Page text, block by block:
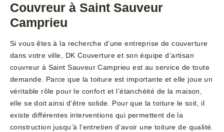
Couvreur à Saint Sauveur
Camprieu
Si vous êtes à la recherche d’une entreprise de couverture
dans votre ville, DK Couverture et son équipe d’artisan
couvreur à Saint Sauveur Camprieu est au service de toute
demande. Parce que la toiture est importante et elle joue un
véritable rôle pour le confort et l’étanchéité de la maison,
elle se doit ainsi d’être solide. Pour que la toiture le soit, il
existe différentes interventions qui permettent de la
construction jusqu’à l’entretien d’avoir une toiture de qualité.